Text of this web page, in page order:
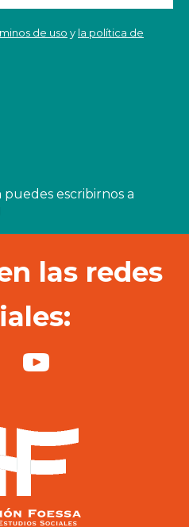
de uso y la política de
escribirnos a
las redes